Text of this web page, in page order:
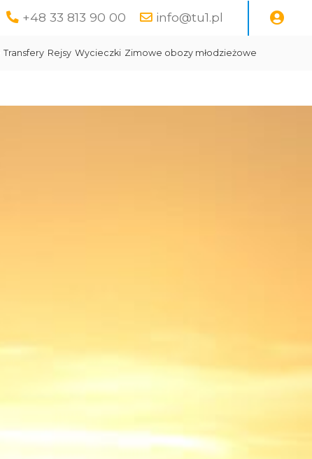
+48 33 813 90 00 info@tu1.pl
Transfery Rejsy Wycieczki Zimowe obozy młodzieżowe